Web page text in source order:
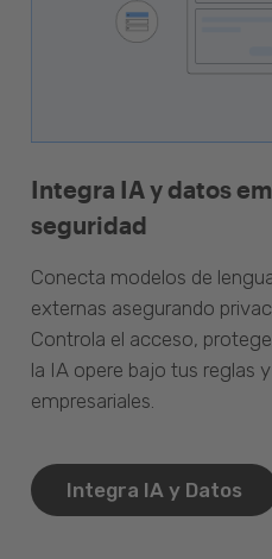
Integra IA y datos
seguridad
Conecta modelos de
externas asegurando
Controla el acceso,
la IA opere bajo tus reglas
empresariales.
Integra IA y Datos